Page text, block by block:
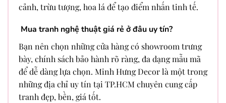
cảnh, trừu tượng, hoa lá để tạo điểm nhấn tinh tế.
Mua tranh nghệ thuật giá rẻ ở đâu uy tín?
Bạn nên chọn những cửa hàng có showroom trưng
bày, chính sách bảo hành rõ ràng, đa dạng mẫu mã
để dễ dàng lựa chọn. Minh Hưng Decor là một trong
những địa chỉ uy tín tại TP.HCM chuyên cung cấp
tranh đẹp, bền, giá tốt.